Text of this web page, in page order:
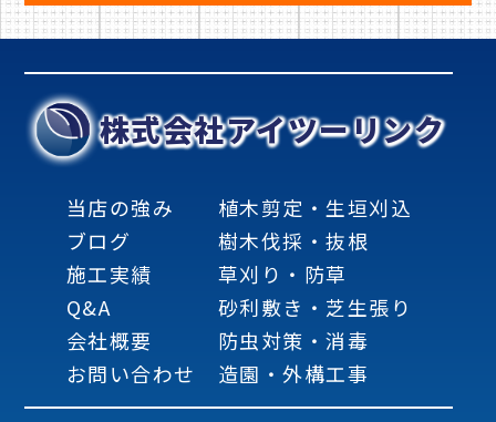
株式会社アイツーリンク
当店の強み
ブログ
施工実績
Q&A
会社概要
お問い合わせ
植木剪定・生垣刈込
樹木伐採・抜根
草刈り・防草
砂利敷き・芝生張り
防虫対策・消毒
造園・外構工事